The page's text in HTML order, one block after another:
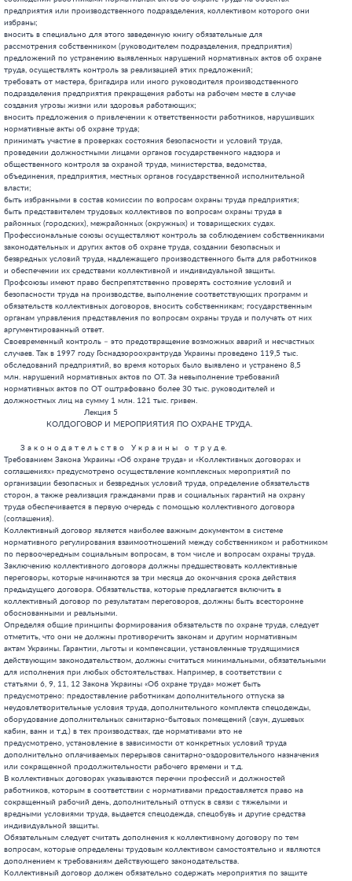
но-бытовых помещений (саун, душевых
кабин, ванн и т.д.) в тех производствах, где нормативами это не
предусмотрено, установление в зависимости от конкретных условий труда
дополнительно оплачиваемых перерывов санитарно-оздоровительного назначения
или сокращенной продолжительности рабочего времени и т.д.
В коллективных договорах указываются перечни профессий и должностей
работников, которым в соответствии с нормативами предоставляется право на
сокращенный рабочий день, дополнительный отпуск в связи с тяжелыми и
вредными условиями труда, выдается спецодежда, спецобувь и другие средства
индивидуальной защиты.
Обязательным следует считать дополнения к коллективному договору по тем
вопросам, которые определены трудовым коллективом самостоятельно и являются
дополнением к требованиям действующего законодательства.
Коллективный договор должен обязательно содержать мероприятия по защите
прав и социальных интересов лиц, которые пострадали на производстве от
несчастных случаев (профзаболевания), а также иждивенцев и семей погибших.
Речь идет о возмещении нанесенного им ущерба, выплате единовременного
пособия, компенсации расходов на приобретение лекарств,  на прохождение
дополнительного оплачиваемого лечения, о предоставлении потерпевшим легкой
работы с сохранением заработка, организации обучения, переквалификации и
трудоустройства инвалидов труда, предоставлении этим инвалидам помощи при
решении социально-бытовых вопросов.
Законом обеспечивается особая защита интересов тех работников, которые были
тяжело травмированы и стали инвалидами, а также интересов иждивенцев и
членов семей погибших. Для них устанавливают минимальный размер
единовременного пособия, который составляет:
В случае смерти пострадавшего – не менее пятилетнего заработка на его
семью, кроме того, не менее годового заработка на каждого иждивенца
умершего, а также на его ребенка, который должен родиться после его смерти.
В случае стойкой утраты трудоспособности – не менее суммы, определенной из
расчета среднемесячного заработка потерпевшего за каждый процент потери им
профессиональной трудоспособности.
Законом предусмотрена возможность уменьшения размера единовременного
пособия лишь в тех случаях, когда производственная травма произошла в
результате невыполнения пострадавшим правил и нормативных актов об охране
труда, т.е. полной или частичной его вины. Чтобы не допускать
необоснованных обвинений потерпевшего в несчастном случае и нарушения его
прав на единовременное пособие, следует соблюдать предусмотренные законом
требования о том, что:
при условии самой грубой ошибки вины потерпевшего размер единовременного
пособия не может быть уменьшен более чем на половину той суммы, которая
причитается работнику при отсутствии нарушений или требований охраны труда.
Размеры единовременного пособия трудовой коллектив может устанавливать
исходя из экономических возможностей предприятия, но не ниже
предусмотренных Законом, определять порядок его уменьшения (в пределах 50%,
используя анализ причин производственного травматизма за длительный период,
результаты проверок состояния охраны труда и трудовой дисциплины в
производственных подразделениях.
Обязательства коллективного договора в определенной мере должны отвечать
принципам экономического стимулирования и материальной ответственности за
состояние охраны труда.
Это значит, что производство должно быть готово возместить ущерб  от не
обеспечения нормативных условий труда, от аварий и несчастных случаев
(профзаболеваний). Конкретные же должностные лица и работники, по вине
которых это произошло, должны знать, что коллективным договором и в
соответствии с действующим законодательством они обязаны возместить
предприятию определенную часть нанесенного ущерба.
С другой стороны, экономический механизм управления охраной труда должен
предусматривать систему поощрений для тех работников, которые добросовестно
выполняют законодательные акты по этим вопросам, не допускают нарушений
требований личной и общественной безопасности, принимают активное участие и
проявляют инициативу в соответствии с мероприятиями по повышению уровня
охраны труда на предприятии. И именно коллективный договор, как
свидетельствует статья 23 Закон «Об охране труда», должен устанавливать
любые виды поощрений за добросовестное отношение к решению задач охраны
труда.
Обязательства трудового договора являются двусторонними, поэтому этот
документ должен содержать не только требования к собственнику, но и
обязательства работников по безусловному выполнению каждым норм, правил,
стандартов и инструкций по охране труда, соблюдению установленных
требований поведения с машинами, обязательному использованию средств
коллективной и индивидуальной защиты. Любой работник предприятия обязан
выполнять требования коллективного договора по тем вопросам охраны труда,
которые его касаются.
Законом «Об охране труда» предусмотрено, что при помощи коллективного
договора необходимо решать и ряд важных вопросов социального характера, а
именно:
устанавливать размер выходного пособия (но не менее трехмесячного
заработка) работнику, который вынужден расторгнуть трудовой договор по
причине невыполнения собственником требований законодательства и
обязательств коллективного договора по охране труда;
определять условия осуществления денежной компенсации на приобретение
лечебно-профилактического питания, молока или равноценных ему продуктов,
если работа трудящихся имеет разъездной характер,
устанавливать срок освобождения от основной работы уполномоченного
трудового коллектива по вопросам охраны труда для возможности выполнения им
своих общественных обязанностей и прохождения обучения по охране труда.
В зависимости от характера производства, состава трудового коллектива,
специфики отрасли в коллективном договоре определяются обязательства по
организации безопасных и безвредных условий труда инвалидов,
несовершеннолетних, пенсионеров, лиц, которые временно привлекают к
выполнению общественных работ по договорам с центрами занятости населения.
Учитывая, что неотложной проблемой общества являются улучшение положения
женщин, необходимо уделять особое внимание обязательствам по улучшению
условий их труда, санитарно-бытового и медицинского обслуживания,
высвобождению с тяжелых, вредных и ночных смен.
Важно, чтобы эти мероприятия имели экономическое обеспечение, чтобы
сокращение женщин на тяжелых, вредных, ночных работах проводилось не
принудительно, административными мерами, а с учетом интересов тружениц,
путем их материальной заинтересованности, внедрения дополнительных льгот за
счет предприятия.
В трудовых договорах запрещается включать условия, которые ухудшают в
сравнении с действующим законодательством, коллективным договором положение
работников.
Перечень тяжелых работ и работ с вредными и опасными условиями труда, на
которых запрещается применение труда женщин, а также предельные нормы
поднятия и перемещения тяжестей женщинами утверждается министерством
здравоохранения Украины по надзору за охраной труда. Труд беременных
женщин, и женщин, имеющих несовершеннолетних детей, регулируется
действующим законодательством.
      Для подросток: предоставление удлиненных отпусков продолжительностью
в один календарный  месяц (причем, всегда в летнее время или, по желанию
подростов), в любое другое время года, запрещение привлечения подросток к
работе в ночное время, к обслуживанию объектов повышенной опасности,
сокращение продолжительности рабочего времени: для подростов от 16 до 18
лет – 36 часов в неделю, 14 – 15 лет – 24 часа в неделю, запрещение
привлечения к сверхурочным работам, установление пониженных норм переноски
и перемещения тяжестей для девушек – не более 10 кг, юношей – 16 кг,
обязательные медицинские осмотры до приема на работу и периодические после
каждого года работы, запрещение использования труда подросток на тяжелых
работах, на работах с вредными или опасными условиями труда, а также на
подземных работах.
      Несколько слов о трудовых спорах.
      На каждом предприятии, где численность работников составляет 50 и
более человек, создаются комиссии по вопросам охраны труда.
Комиссия по вопросам охраны труда может создаваться в соответствии с
Законом Украины «Об охране труда» (ст.20) независимо от форм собственности
и видов хозяйственной деятельности.
Комиссия является постоянным консультативно-совещательным органом трудового
коллектива и собственника или уполномоченного им органа. Она создается с
целью привлечения представителей собственника и трудового коллектива к
сотрудничеству в области управления, охраной труда на предприятии,
согласованного решения вопросов, возникающих в этой области.
Решение о целесообразности создания комиссии принимается на общем собрании
трудового коллектива. Общее собрание утверждает Положение о комиссии по
вопросам охраны труда предприятия.
Комиссии формируются на основе равного представительств от собственника и
трудового коллектива.
В состав комиссии от собственника включаются специалисты по безопасности и
гигиене труда, производственной юридической и других служб предприятия. От
трудового коллектива рекомендуется вводить представителей от основных
профессий, уполномоченных от трудового коллектива по вопросам охраны труда,
представителей профсоюзов.
Комиссия в своей деятельности руководствуется законодательством о труде,
межотраслевыми и отраслевыми нормативными актами, а также Положением по
вопросам охраны труда предприятия.
Основными задачами комиссии являются:
защита законных прав и интересов работников в области охраны труда;
подготовка на основании анализа состояния безопасности и условий труда на
производстве рекомендаций собственнику по профилактике производственного
травматизма и профзаболеваний;
выработка предложений по включению в трудовой договор отдельных вопросов по
охране труда и использованию средств фонда охраны труда.
Решения комиссии оформляются протоколами и имеют рекомендательный характер,
внедряются в жизнь приказом собственника.
                                  Лекция 6
 ОТВЕТСТВЕННОСТЬ ПРЕДПРИЯТИЯ ЗА УЩЕРБ, ПРИЧИНЕННЫЙ РАБОТНИ